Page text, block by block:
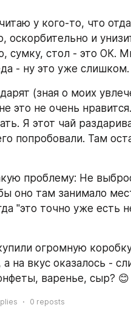
у кого-то, что
оскорбительно и
сумку, стол - это ОК.
- ну это уже слишком.
(зная о моих
это не очень
Я этот чай
попробовали. Там
проблему: Не
оно там занимало
"это точно уже есть
огромную
на вкус оказалось -
варенье, сыр? 😊
0 reposts